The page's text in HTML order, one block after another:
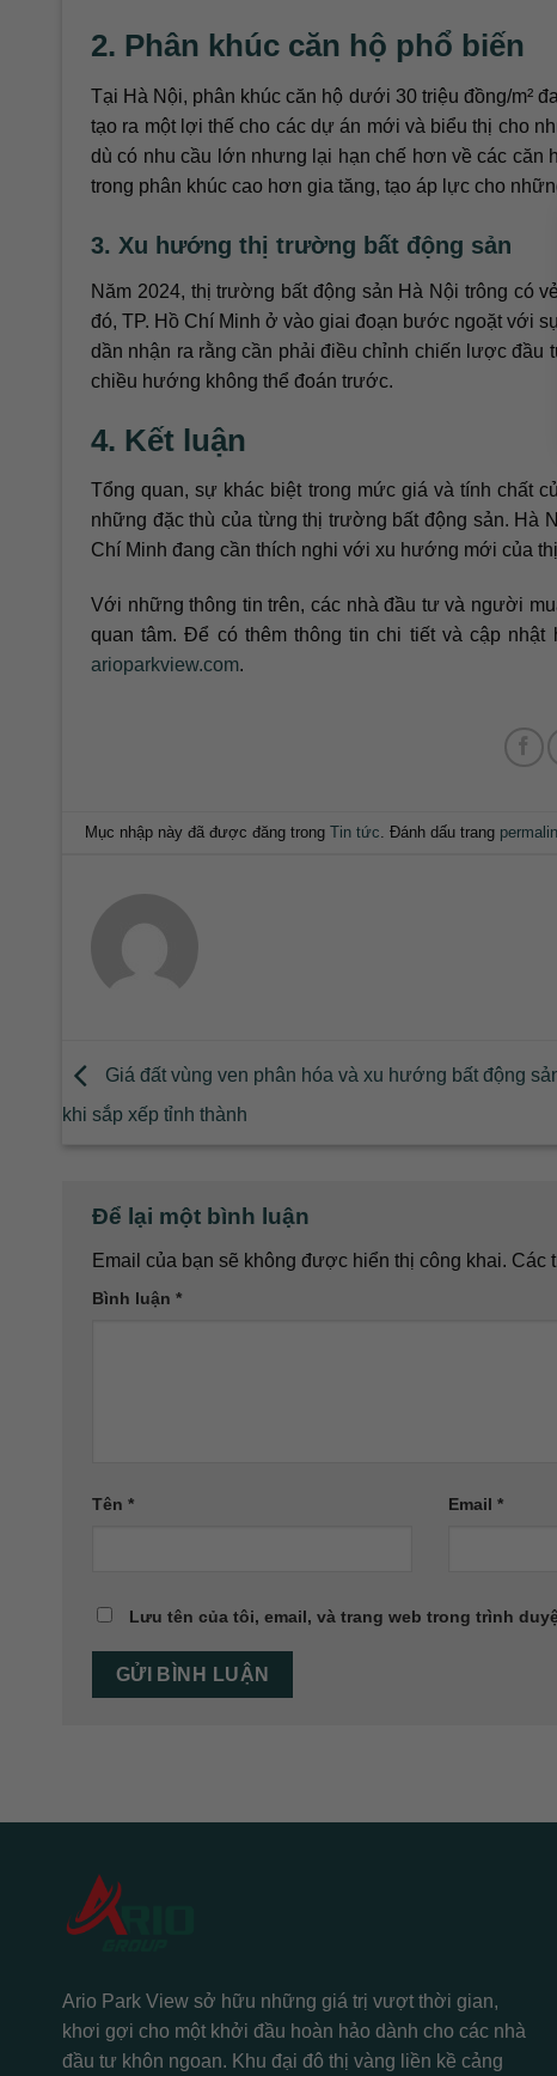
2. Phân khúc căn hộ phổ biến
Tại Hà Nội, phân khúc căn hộ dưới 30 triệu đồng/m²
tạo ra một lợi thế cho các dự án mới và biểu thị cho
dù có nhu cầu lớn nhưng lại hạn chế hơn về các căn
trong phân khúc cao hơn gia tăng, tạo áp lực cho
3. Xu hướng thị trường bất động sản
Năm 2024, thị trường bất động sản Hà Nội trông có
đó, TP. Hồ Chí Minh ở vào giai đoạn bước ngoặt với
dần nhận ra rằng cần phải điều chỉnh chiến lược
chiều hướng không thể đoán trước.
4. Kết luận
Tổng quan, sự khác biệt trong mức giá và tính chất
những đặc thù của từng thị trường bất động sản. Hà
Chí Minh đang cần thích nghi với xu hướng mới của
Với những thông tin trên, các nhà đầu tư và người
quan tâm. Để có thêm thông tin chi tiết và cập
arioparkview.com.
Mục nhập này đã được đăng trongTin tức . Đánh dấu trang
Giá đất vùng ven phân hóa và xu hướng bất động
khi sắp xếp tỉnh thành
Để lại một bình luận
Email của bạn sẽ không được hiển thị công khai. Các
Bình luận *
Tên * Email*
Lưu tên của tôi, email, và trang web trong trình
Ario Park View sở hữu những giá trị vượt thời gian,
khơi gợi cho một khởi đầu hoàn hảo dành cho các nhà
đầu tư khôn ngoan. Khu đại đô thị vàng liền kề cảng